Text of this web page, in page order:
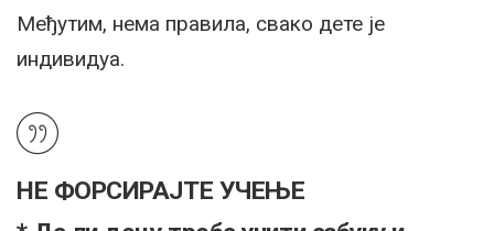
Међутим, нема правила, свако дете је
индивидуа.
НЕ ФОРСИРАЈТЕ УЧЕЊЕ